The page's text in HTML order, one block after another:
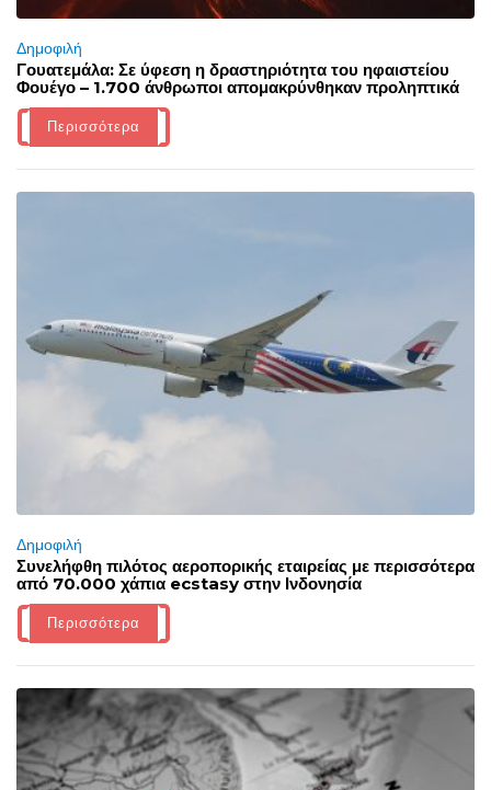
Δημοφιλή
Γουατεμάλα: Σε ύφεση η δραστηριότητα του ηφαιστείου
Φουέγο – 1.700 άνθρωποι απομακρύνθηκαν προληπτικά
Περισσότερα
Δημοφιλή
Συνελήφθη πιλότος αεροπορικής εταιρείας με περισσότερα
από 70.000 χάπια ecstasy στην Ινδονησία
Περισσότερα